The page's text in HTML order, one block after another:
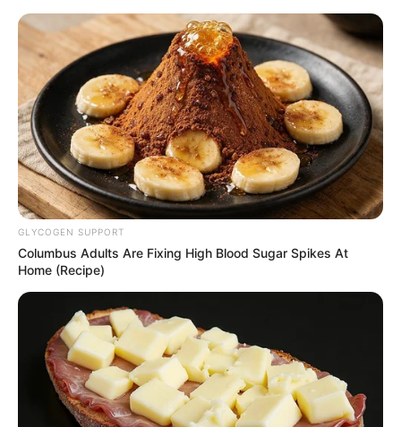
HOME
INSPIRASI
STYLE
FILM &
SERIES
NGAKAK
QUOTES
HYPE
MORE
GLYCOGEN SUPPORT
Columbus Adults Are Fixing High Blood Sugar Spikes At
Home (Recipe)